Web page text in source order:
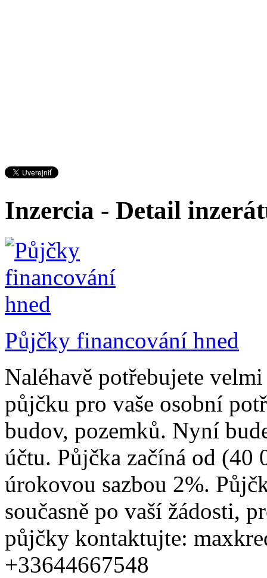
Inzercia - Detail
Půjčky financování hned
Naléhavě potřebujete
půjčku pro vaše osobní
budov, pozemků. Nyní
účtu. Půjčka začíná od
úrokovou sazbou 2%.
současně po vaší žádosti,
půjčky kontaktujte:
+33644667548